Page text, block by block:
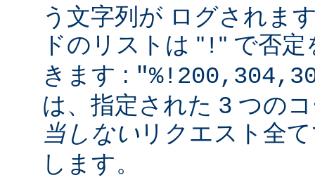
う文字列が ログされま
ドのリストは " ! " で否定
きます :
は、指定された 3 つの
当しない リクエスト全
します。